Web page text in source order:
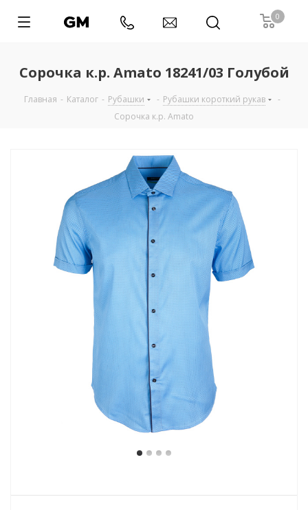
0
Сорочка к.р. Amato 18241/03 Голубой
Главная - Каталог - Рубашки - Рубашки короткий рукав
-
Сорочка к.р. Amato